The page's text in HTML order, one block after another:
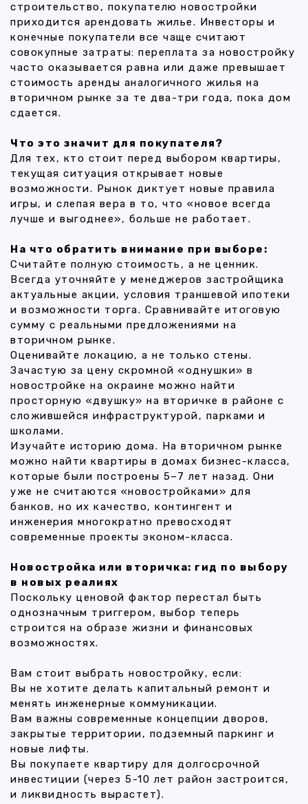
строительство, покупателю новостройки
приходится арендовать жилье. Инвесторы и
конечные покупатели все чаще считают
совокупные затраты: переплата за новостройку
часто оказывается равна или даже превышает
стоимость аренды аналогичного жилья на
вторичном рынке за те два-три года, пока дом
сдается.
Что это значит для покупателя?
Для тех, кто стоит перед выбором квартиры,
текущая ситуация открывает новые
возможности. Рынок диктует новые правила
игры, и слепая вера в то, что «новое всегда
лучше и выгоднее», больше не работает.
На что обратить внимание при выборе:
Считайте полную стоимость, а не ценник.
Всегда уточняйте у менеджеров застройщика
актуальные акции, условия траншевой ипотеки
и возможности торга. Сравнивайте итоговую
сумму с реальными предложениями на
вторичном рынке.
Оценивайте локацию, а не только стены.
Зачастую за цену скромной «однушки» в
новостройке на окраине можно найти
просторную «двушку» на вторичке в районе с
сложившейся инфраструктурой, парками и
школами.
Изучайте историю дома. На вторичном рынке
можно найти квартиры в домах бизнес-класса,
которые были построены 5–7 лет назад. Они
уже не считаются «новостройками» для
банков, но их качество, контингент и
инженерия многократно превосходят
современные проекты эконом-класса.
Новостройка или вторичка: гид по выбору
в новых реалиях
Поскольку ценовой фактор перестал быть
однозначным триггером, выбор теперь
строится на образе жизни и финансовых
возможностях.
Вам стоит выбрать новостройку, если:
Вы не хотите делать капитальный ремонт и
менять инженерные коммуникации.
Вам важны современные концепции дворов,
закрытые территории, подземный паркинг и
новые лифты.
Вы покупаете квартиру для долгосрочной
инвестиции (через 5-10 лет район застроится,
и ликвидность вырастет).